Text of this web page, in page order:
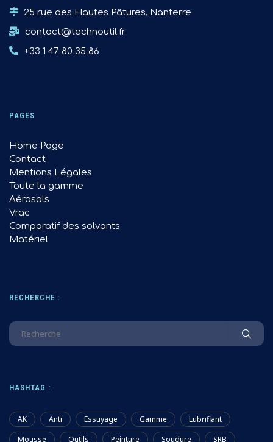
25 rue des Hautes Pâtures, Nanterre
contact@technoutil.fr
+33 1 47 80 35 86
PAGES
Home Page
Contact
Mentions Légales
Toute la gamme
Aérosols
Vrac
Comparatif des solvants
Matériel
RECHERCHE :
HASHTAG :
AK Anti Essuyage Gamme
Lubrifiant
Mousse
Outils Peinture Soudure SRB